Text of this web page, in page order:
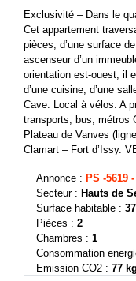
Exclusivité – Dans le
Cet appartement
pièces, d’une surface
ascenseur d’un
orientation est-ouest, il
d’une cuisine, d’une
Cave. Local à vélos. A
transports, bus, métros
Plateau de Vanves
Clamart – Fort d’Issy.
Annonce : PS -5619
Secteur : Hauts de
Surface habitable :
Pièces : 2
Chambres : 1
Consommation
Emission CO2 : 77